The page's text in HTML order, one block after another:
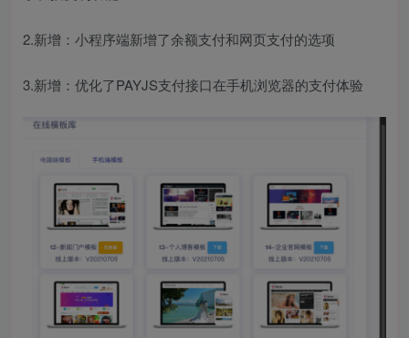
2.新增：小程序端新增了余额支付和网页支付的选项
3.新增：优化了PAYJS支付接口在手机浏览器的支付体验